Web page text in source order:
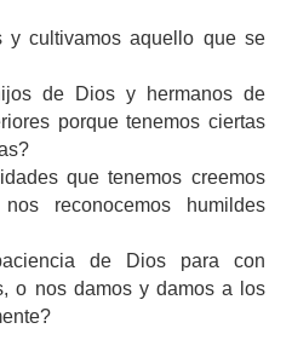
y cultivamos aquello que se
de Dios y hermanos de
porque tenemos ciertas
que tenemos creemos
reconocemos humildes
de Dios para con
o nos damos y damos a los